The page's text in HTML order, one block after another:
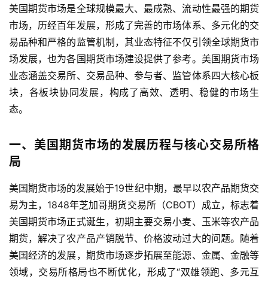
美国期货市场是全球规模最大、最成熟、流动性最强的期货
市场，历经百年发展，形成了完善的市场体系、多元化的交
易品种和严格的监管机制，其业态特征不仅引领全球期货市
场发展，也为各国期货市场建设提供了参考。美国期货市场
业态涵盖交易所、交易品种、参与者、监管体系四大核心板
块，各板块协同发展，构成了高效、透明、稳健的市场生
态。
一、美国期货市场的发展历程与核心交易所格
局
美国期货市场的发展始于19世纪中期，最早以农产品期货交
易为主，1848年芝加哥期货交易所（CBOT）成立，标志着
美国期货市场正式诞生，初期主要交易小麦、玉米等农产品
期货，解决了农产品产销脱节、价格波动过大的问题。随着
美国经济的发展，期货市场逐步拓展至能源、金属、金融等
领域，交易所格局也不断优化，形成了“双雄领跑、多元互